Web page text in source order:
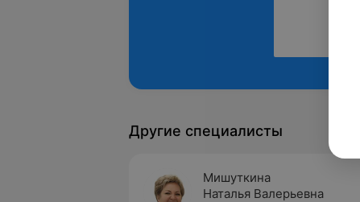
Другие специалисты
Мишуткина
Наталья Валерьевна